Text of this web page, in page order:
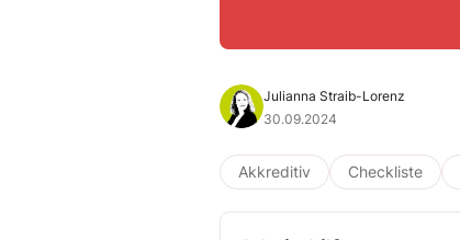
Julianna Straib-Lorenz
30.09.2024
Akkreditiv Checkliste